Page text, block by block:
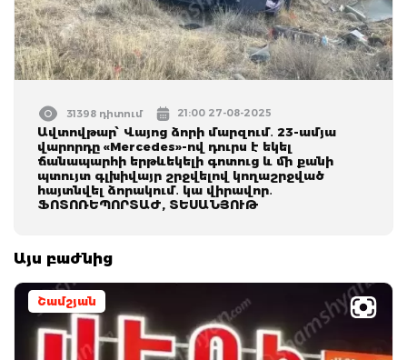
31398 դիտում 21:00 27-08-2025
Ավտովթար՝ Վայոց ձորի մարզում․ 23-ամյա
վարորդը «Mercedes»-ով դուրս է եկել
ճանապարհի երթևեկելի գոտուց և մի քանի
պտույտ գլխիվայր շրջվելով կողաշրջված
հայտնվել ձորակում․ կա վիրավոր․
ՖՈՏՈՌԵՊՈՐՏԱԺ, ՏԵՍԱՆՅՈՒԹ
Այս բաժնից
Շամշյան